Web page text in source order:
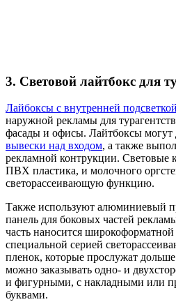
3. Световой лайтбокс для
Лайбоксы с внутренней подсветкой
наружной рекламы для
фасады и офисы. Лайтбоксы могут
вывески над входом, а также
рекламной контрукции. Световые
ПВХ пластика, и молочного
светорассеивающую функцию.
Также используют алюминиевый
панель для боковых частей
часть наносится
специальной серией
пленок, которые прослужат
можно заказывать одно- и
и фигурными, с накладными или
буквами.